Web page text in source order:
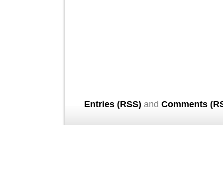
Entries (RSS) and Comments